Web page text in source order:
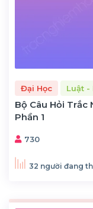
Đại Học Luật -
Bộ Câu Hỏi Trắc
Phần 1
730
32 người đang